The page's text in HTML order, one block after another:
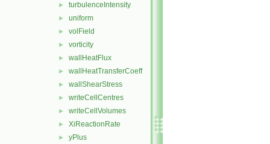
► turbulenceIntensity
► uniform
► volField
► vorticity
► wallHeatFlux
► wallHeatTransferCoeff
► wallShearStress
► writeCellCentres
► writeCellVolumes
► XiReactionRate
► yPlus